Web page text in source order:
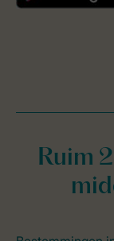
Ruim